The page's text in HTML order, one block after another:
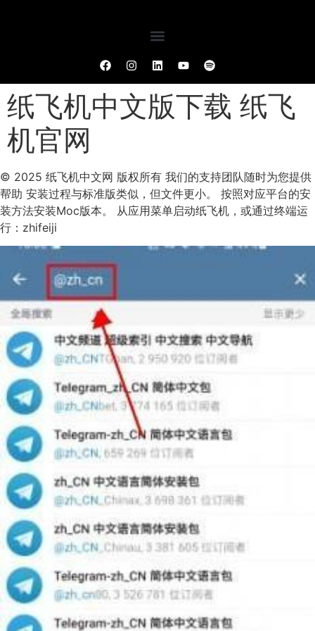
纸飞机中文版下载 纸飞
机官网
© 2025 纸飞机中文网 版权所有 我们的支持团队随时为您提供
帮助 安装过程与标准版类似，但文件更小。 按照对应平台的安
装方法安装Moc版本。 从应用菜单启动纸飞机，或通过终端运
行：zhifeiji